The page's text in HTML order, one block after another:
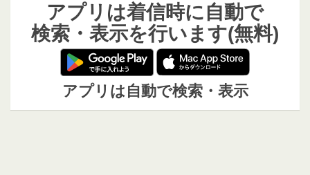
アプリは着信時に自動で
検索・表示を行います(無料)
アプリは自動で検索・表示